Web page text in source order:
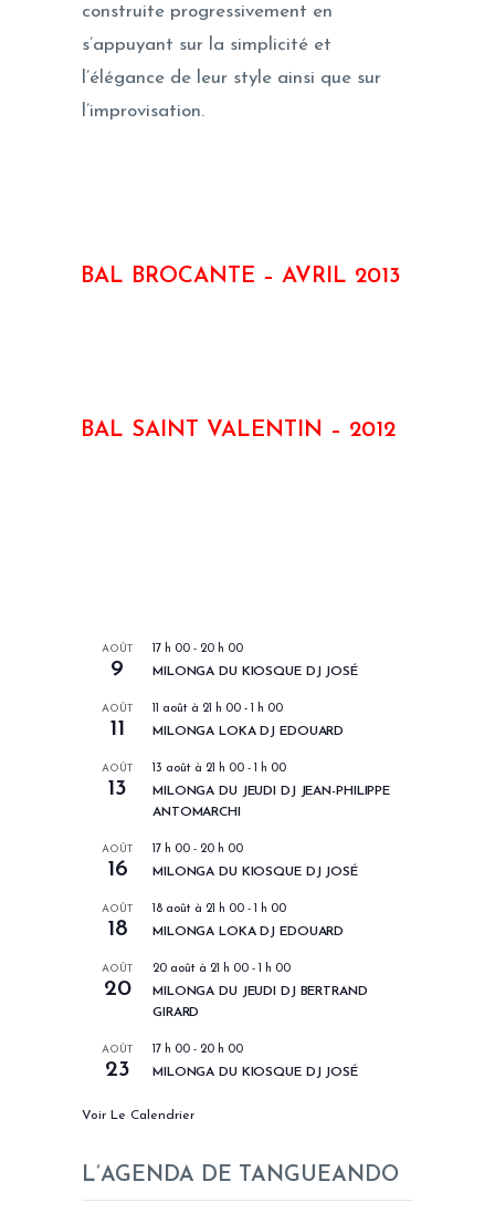
construite progressivement en
s’appuyant sur la simplicité et
l’élégance de leur style ainsi que sur
l’improvisation.
BAL BROCANTE – AVRIL 2013
BAL SAINT VALENTIN – 2012
AOÛT
9
17 h 00 - 20 h 00
MILONGA DU KIOSQUE DJ JOSÉ
AOÛT
11
11 août à 21 h 00 - 1 h 00
MILONGA LOKA DJ EDOUARD
AOÛT
13
13 août à 21 h 00 - 1 h 00
MILONGA DU JEUDI DJ JEAN-PHILIPPE
ANTOMARCHI
AOÛT
16
17 h 00 - 20 h 00
MILONGA DU KIOSQUE DJ JOSÉ
AOÛT
18
18 août à 21 h 00 - 1 h 00
MILONGA LOKA DJ EDOUARD
AOÛT
20
20 août à 21 h 00 - 1 h 00
MILONGA DU JEUDI DJ BERTRAND
GIRARD
AOÛT
23
17 h 00 - 20 h 00
MILONGA DU KIOSQUE DJ JOSÉ
Voir Le Calendrier
L’AGENDA DE TANGUEANDO